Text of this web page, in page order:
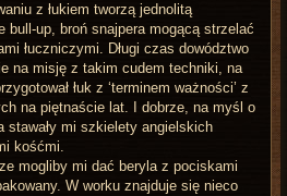
z łukiem tworzą jednolitą
bull-up, broń snajpera mogącą strzelać
łuczniczymi. Długi czas dowództwo
na misję z takim cudem techniki, na
łuk z ‘terminem ważności’ z
na piętnaście lat. I dobrze, na myśl o
stawały mi szkielety angielskich
kośćmi.
mogliby mi dać beryla z pociskami
W worku znajduje się nieco